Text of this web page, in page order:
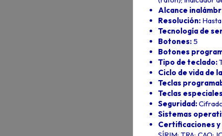
Alcance
Resolución:
Tecnología de
Botones: 5
Botones
Tipo de teclado:
Ciclo de vida de
Teclas
Teclas
Seguridad:
Sistemas
Certificaciones